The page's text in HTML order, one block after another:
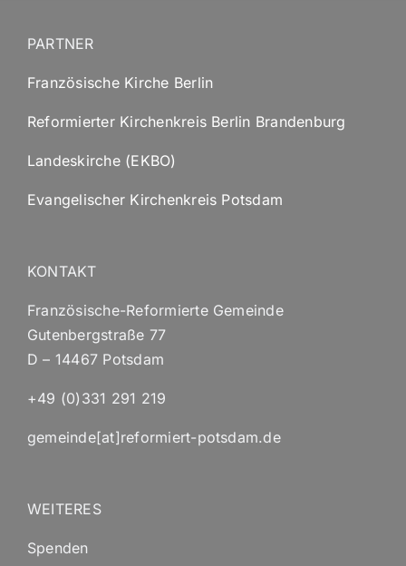
PARTNER
Französische Kirche Berlin
Reformierter Kirchenkreis Berlin Brandenburg
Landeskirche (EKBO)
Evangelischer Kirchenkreis Potsdam
KONTAKT
Französische-Reformierte Gemeinde
Gutenbergstraße 77
D – 14467 Potsdam
+49 (0)331 291 219
gemeinde[at]reformiert-potsdam.de
WEITERES
Spenden